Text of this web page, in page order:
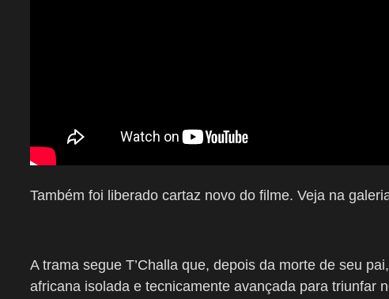
Também foi liberado cartaz novo do filme. Veja na
A trama segue T’Challa que, depois da morte de seu
africana isolada e tecnicamente avançada para triunfar